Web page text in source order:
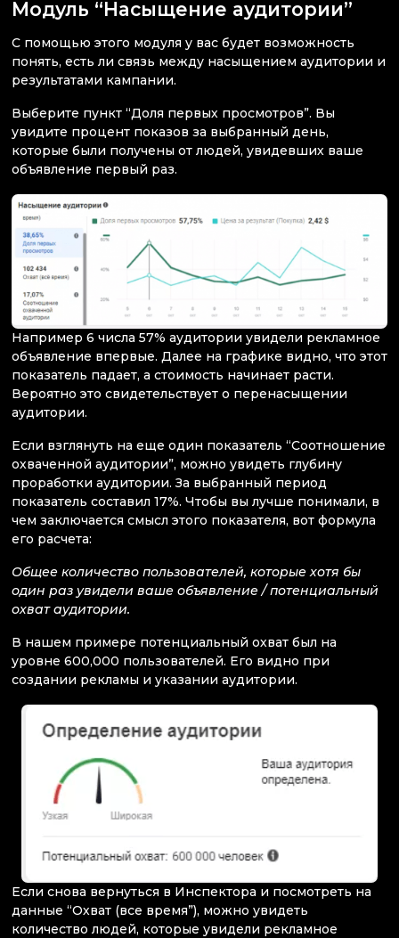
Модуль “Насыщение аудитории”
С помощью этого модуля у вас будет возможность
понять, есть ли связь между насыщением аудитории и
результатами кампании.
Выберите пункт “Доля первых просмотров”. Вы
увидите процент показов за выбранный день,
которые были получены от людей, увидевших ваше
объявление первый раз.
Например 6 числа 57% аудитории увидели рекламное
объявление впервые. Далее на графике видно, что этот
показатель падает, а стоимость начинает расти.
Вероятно это свидетельствует о перенасыщении
аудитории.
Если взглянуть на еще один показатель “Соотношение
охваченной аудитории”, можно увидеть глубину
проработки аудитории. За выбранный период
показатель составил 17%. Чтобы вы лучше понимали, в
чем заключается смысл этого показателя, вот формула
его расчета:
Общее количество пользователей, которые хотя бы
один раз увидели ваше объявление / потенциальный
охват аудитории.
В нашем примере потенциальный охват был на
уровне 600,000 пользователей. Его видно при
создании рекламы и указании аудитории.
Если снова вернуться в Инспектора и посмотреть на
данные “Охват (все время”), можно увидеть
количество людей, которые увидели рекламное